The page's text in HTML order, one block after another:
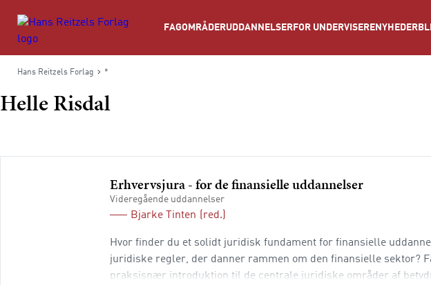
FAGOMRÅDERUDDANNELSER FOR UNDERVISERE NYHEDER
Hans Reitzels Forlag *
Helle Risdal
Erhvervsjura - for de finansielle uddannelser
Videregående uddannelser
Bjarke Tinten (red.)
Hvor finder du et solidt juridisk fundament for finansielle
juridiske regler, der danner rammen om den finansielle sektor?
praksisnær introduktion til de centrale juridiske områder af